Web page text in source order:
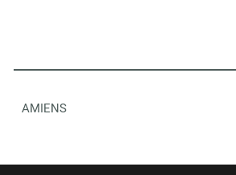
AMIENS